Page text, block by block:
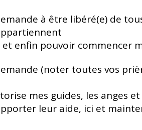
à être libéré(e) de
et enfin pouvoir commencer
(noter toutes vos
mes guides, les anges
leur aide, ici et